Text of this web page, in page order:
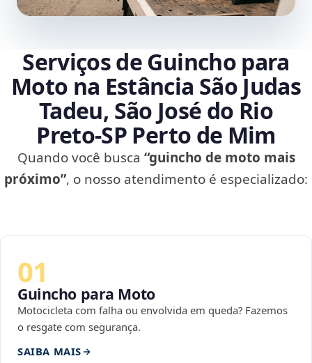
Serviços de Guincho para
Moto na Estância São Judas
Tadeu, São José do Rio
Preto‑SP Perto de Mim
Quando você busca “guincho de moto mais
próximo”, o nosso atendimento é especializado:
01
Guincho para Moto
Motocicleta com falha ou envolvida em queda? Fazemos
o resgate com segurança.
SAIBA MAIS